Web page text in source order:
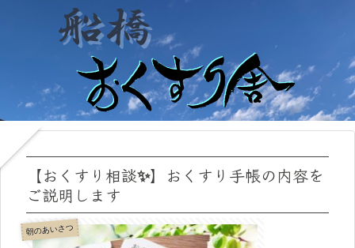
【おくすり相談✨】おくすり手帳の内容を
ご説明します
朝のあいさつ